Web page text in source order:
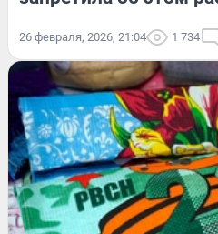
26 февраля, 2026, 21:04 1 734